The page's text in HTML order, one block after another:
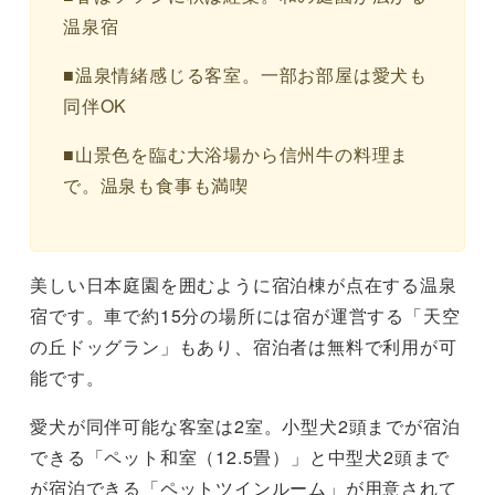
温泉宿
■温泉情緒感じる客室。一部お部屋は愛犬も
同伴OK
■山景色を臨む大浴場から信州牛の料理ま
で。温泉も食事も満喫
美しい日本庭園を囲むように宿泊棟が点在する温泉
宿です。車で約15分の場所には宿が運営する「天空
の丘ドッグラン」もあり、宿泊者は無料で利用が可
能です。
愛犬が同伴可能な客室は2室。小型犬2頭までが宿泊
できる「ペット和室（12.5畳）」と中型犬2頭まで
が宿泊できる「ペットツインルーム」が用意されて